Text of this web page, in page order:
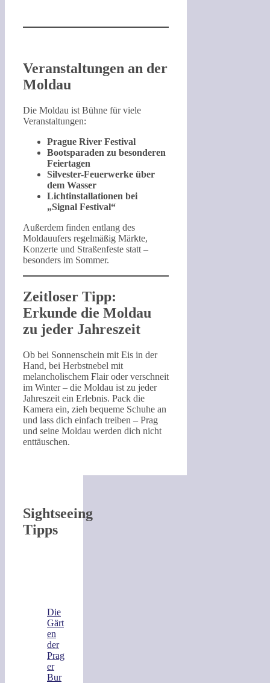
Veranstaltungen an der
Moldau
Die Moldau ist Bühne für viele
Veranstaltungen:
Prague River Festival
Bootsparaden zu besonderen
Feiertagen
Silvester-Feuerwerke über
dem Wasser
Lichtinstallationen bei
„Signal Festival“
Außerdem finden entlang des
Moldauufers regelmäßig Märkte,
Konzerte und Straßenfeste statt –
besonders im Sommer.
Zeitloser Tipp:
Erkunde die Moldau
zu jeder Jahreszeit
Ob bei Sonnenschein mit Eis in der
Hand, bei Herbstnebel mit
melancholischem Flair oder verschneit
im Winter – die Moldau ist zu jeder
Jahreszeit ein Erlebnis. Pack die
Kamera ein, zieh bequeme Schuhe an
und lass dich einfach treiben – Prag
und seine Moldau werden dich nicht
enttäuschen.
Sightseeing
Tipps
Die
Gärt
en
der
Prag
er
Bur